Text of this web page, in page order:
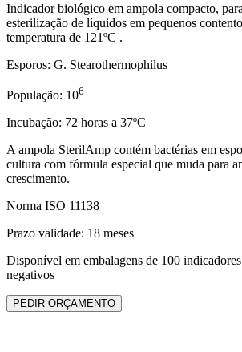
Indicador biológico em ampola compacto,
esterilização de líquidos em pequenos
temperatura de 121ºC .
Esporos: G. Stearothermophilus
População: 106
Incubação: 72 horas a 37ºC
A ampola SterilAmp contém bactérias em
cultura com fórmula especial que muda para
crescimento.
Norma ISO 11138
Prazo validade: 18 meses
Disponível em embalagens de 100
negativos
PEDIR ORÇAMENTO